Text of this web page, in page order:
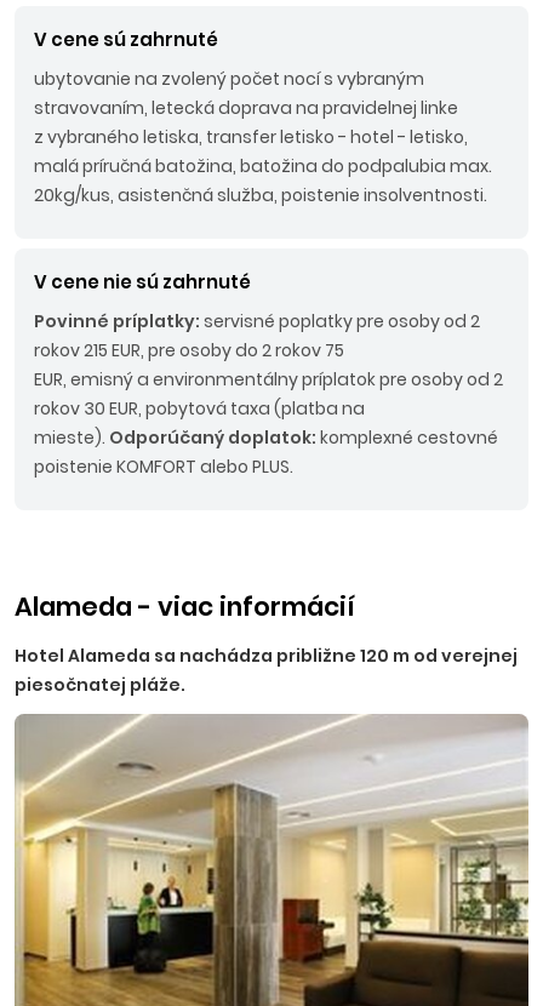
V cene sú zahrnuté
ubytovanie na zvolený počet nocí s vybraným
stravovaním, letecká doprava na pravidelnej linke
z vybraného letiska, transfer letisko - hotel - letisko,
malá príručná batožina, batožina do podpalubia max.
20kg/kus, asistenčná služba, poistenie insolventnosti.
V cene nie sú zahrnuté
Povinné príplatky: servisné poplatky pre osoby od 2
rokov 215 EUR, pre osoby do 2 rokov 75
EUR, emisný a environmentálny príplatok pre osoby od 2
rokov 30 EUR, pobytová taxa (platba na
mieste). Odporúčaný doplatok: komplexné cestovné
poistenie KOMFORT alebo PLUS.
Alameda - viac informácií
Hotel Alameda sa nachádza približne 120 m od verejnej
piesočnatej pláže.